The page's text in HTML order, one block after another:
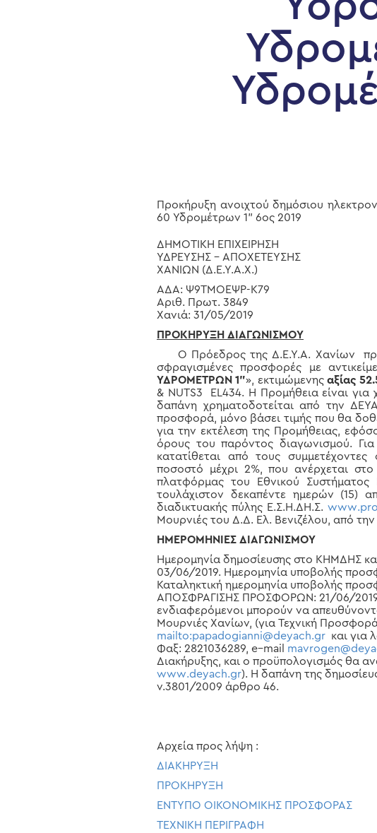
Προκήρυξη ανοιχτού δημόσιου
60 Υδρομέτρων 1” 6ος 2019
ΔΗΜΟΤΙΚΗ ΕΠΙΧΕΙΡΗΣΗ
ΥΔΡΕΥΣΗΣ – ΑΠΟΧΕΤΕΥΣΗΣ
ΧΑΝΙΩΝ (Δ.Ε.Υ.Α.Χ.)
ΑΔΑ: Ψ9ΤΜΟΕΨΡ-Κ79
Αριθ. Πρωτ. 3849
Χανιά: 31/05/2019
ΠΡΟΚΗΡΥΞΗ ΔΙΑΓΩΝΙΣΜΟΥ
Ο Πρόεδρος της Δ.Ε.Υ.Α. Χανίων
σφραγισμένες προσφορές με
ΥΔΡΟΜΕΤΡΩΝ 1”», εκτιμώμενης αξίας
& NUTS3 EL434. Η Προμήθεια είναι
δαπάνη χρηματοδοτείται από την
προσφορά, μόνο βάσει τιμής που θα
για την εκτέλεση της Προμήθειας,
όρους του παρόντος διαγωνισμού.
κατατίθεται από τους
ποσοστό μέχρι 2%, που ανέρχεται
πλατφόρμας του Εθνικού
τουλάχιστον δεκαπέντε ημερών (15)
διαδικτυακής πύλης Ε.Σ.Η.ΔΗ.Σ.www.
Μουρνιές του Δ.Δ. Ελ. Βενιζέλου, από
ΗΜΕΡΟΜΗΝΙΕΣ ΔΙΑΓΩΝΙΣΜΟΥ
Ημερομηνία δημοσίευσης στο ΚΗΜΔΗΣ
03/06/2019. Ημερομηνία υποβολής
Καταληκτική ημερομηνία υποβολής
ΑΠΟΣΦΡΑΓΙΣΗΣ ΠΡΟΣΦΟΡΩΝ: 21/06/2019
ενδιαφερόμενοι μπορούν να
Μουρνιές Χανίων, (για Τεχνική
mailto:papadogianni@deyach.gr και για
Φαξ: 2821036289, e–mail mavrogen@
Διακήρυξης, και ο προϋπολογισμός θα
www.deyach.gr). Η δαπάνη της
ν.3801/2009 άρθρο 46.
Αρχεία προς λήψη :
ΔΙΑΚΗΡΥΞΗ
ΠΡΟΚΗΡΥΞΗ
ΕΝΤΥΠΟ ΟΙΚΟΝΟΜΙΚΗΣ ΠΡΟΣΦΟΡΑΣ
ΤΕΧΝΙΚΗ ΠΕΡΙΓΡΑΦΗ